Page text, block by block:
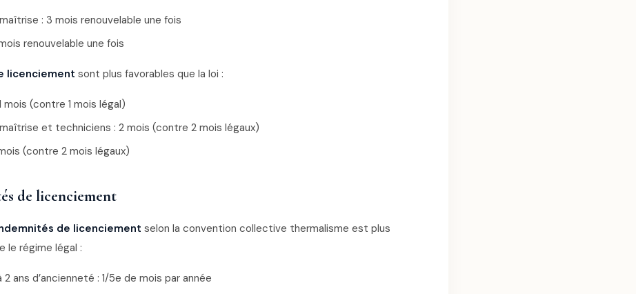
: 3 mois renouvelable une fois
renouvelable une fois
licenciement sont plus favorables que la loi :
mois (contre 1 mois légal)
et techniciens : 2 mois (contre 2 mois légaux)
(contre 2 mois légaux)
de licenciement
de licenciement selon la convention collective thermalisme est plus
le régime légal :
2 ans d’ancienneté : 1/5e de mois par année